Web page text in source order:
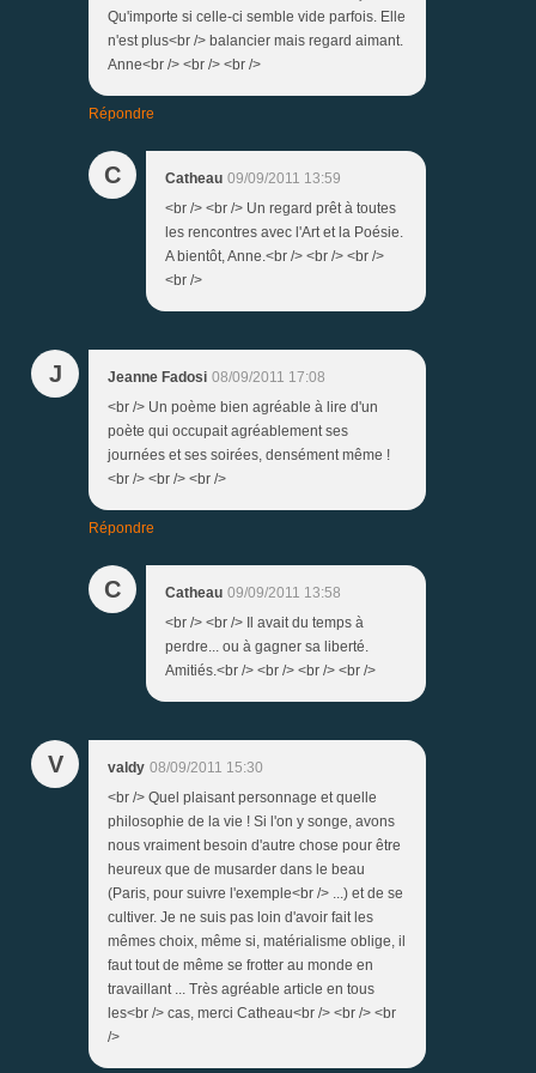
Qu'importe si celle-ci semble vide parfois. Elle
n'est plus<br /> balancier mais regard aimant.
Anne<br /> <br /> <br />
Répondre
C Catheau 09/09/2011 13:59
<br /> <br /> Un regard prêt à toutes
les rencontres avec l'Art et la Poésie.
A bientôt, Anne.<br /> <br /> <br />
<br />
J Jeanne Fadosi 08/09/2011 17:08
<br /> Un poème bien agréable à lire d'un
poète qui occupait agréablement ses
journées et ses soirées, densément même !
<br /> <br /> <br />
Répondre
C Catheau 09/09/2011 13:58
<br /> <br /> Il avait du temps à
perdre... ou à gagner sa liberté.
Amitiés.<br /> <br /> <br /> <br />
V valdy 08/09/2011 15:30
<br /> Quel plaisant personnage et quelle
philosophie de la vie ! Si l'on y songe, avons
nous vraiment besoin d'autre chose pour être
heureux que de musarder dans le beau
(Paris, pour suivre l'exemple<br /> ...) et de se
cultiver. Je ne suis pas loin d'avoir fait les
mêmes choix, même si, matérialisme oblige, il
faut tout de même se frotter au monde en
travaillant ... Très agréable article en tous
les<br /> cas, merci Catheau<br /> <br /> <br
/>